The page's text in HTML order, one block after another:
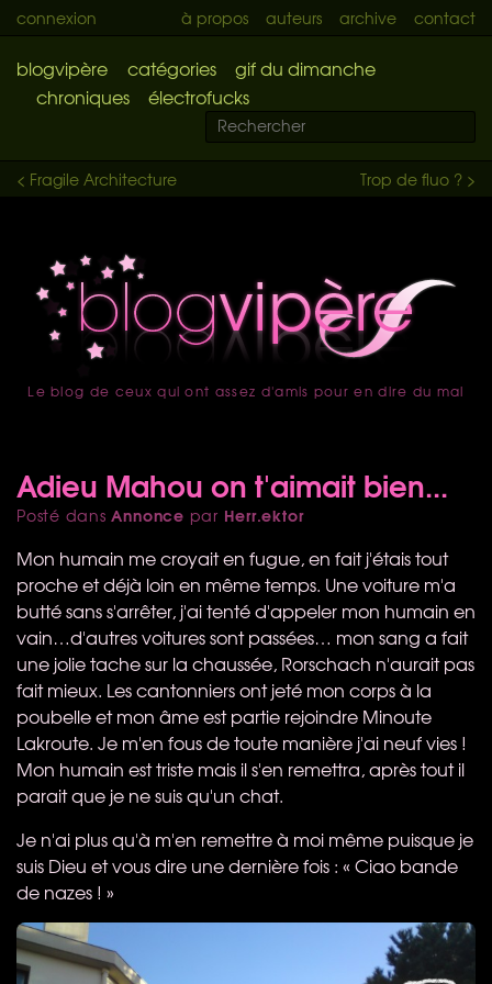
connexion à propos auteurs archive contact
blogvipère catégories
gif du dimanche
chroniques
électrofucks
Trop de fluo ? >
< Fragile Architecture
accueil
Le blog de ceux qui ont assez d'amis pour en dire du mal
Adieu Mahou on t'aimait bien...
Posté dansAnnonce par Herr.ektor
Mon humain me croyait en fugue, en fait j'étais tout
proche et déjà loin en même temps. Une voiture m'a
butté sans s'arrêter, j'ai tenté d'appeler mon humain en
vain…d'autres voitures sont passées… mon sang a fait
une jolie tache sur la chaussée, Rorschach n'aurait pas
fait mieux. Les cantonniers ont jeté mon corps à la
poubelle et mon âme est partie rejoindre Minoute
Lakroute. Je m'en fous de toute manière j'ai neuf vies !
Mon humain est triste mais il s'en remettra, après tout il
parait que je ne suis qu'un chat.
Je n'ai plus qu'à m'en remettre à moi même puisque je
suis Dieu et vous dire une dernière fois : « Ciao bande
de nazes ! »